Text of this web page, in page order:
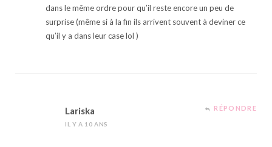
dans le même ordre pour qu’il reste encore un peu de
surprise (même si à la fin ils arrivent souvent à deviner ce
qu’il y a dans leur case lol )
Lariska
IL Y A 10 ANS
RÉPONDRE